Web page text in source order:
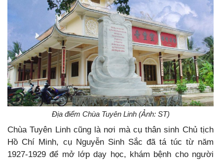
Địa điểm Chùa Tuyên Linh (Ảnh: ST)
Chùa Tuyên Linh cũng là nơi mà cụ thân sinh Chủ tịch
Hồ Chí Minh, cụ Nguyễn Sinh Sắc đã tá túc từ năm
1927-1929 để mở lớp dạy học, khám bệnh cho người